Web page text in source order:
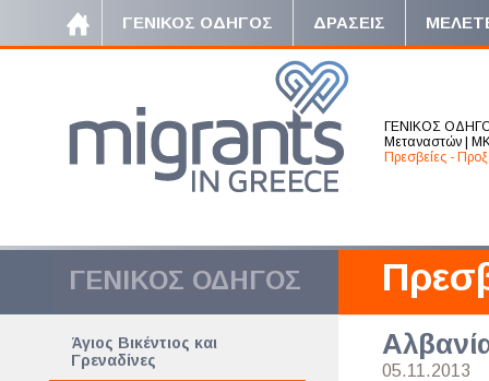
ΓΕΝΙΚΟΣ ΟΔΗΓΟΣ ΔΡΑΣΕΙΣ
ΓΕΝΙΚΟΣ
Μεταναστών
Πρεσβείες -
ΓΕΝΙΚΟΣ ΟΔΗΓΟΣ
Άγιος Βικέντιος και
Γρεναδίνες
05.11.2013